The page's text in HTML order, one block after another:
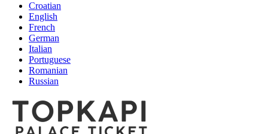
Croatian
English
French
German
Italian
Portuguese
Romanian
Russian